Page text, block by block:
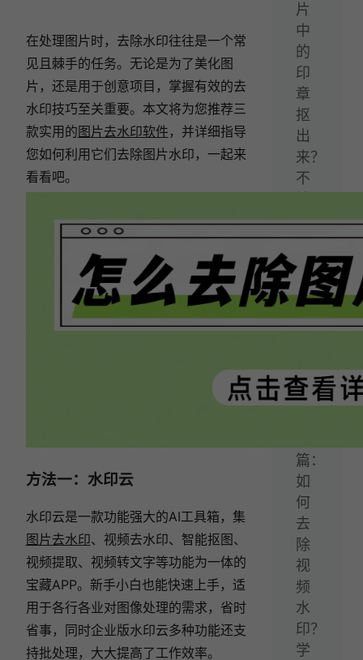
在处理图片时，去除水印往往是一个常
见且棘手的任务。无论是为了美化图
片，还是用于创意项目，掌握有效的去
水印技巧至关重要。本文将为您推荐三
款实用的图片去水印软件 ，并详细指导
您如何利用它们去除图片水印，一起来
看看吧。
方法一：水印云
水印云是一款功能强大的AI工具箱，集
图片去水印、视频去水印、智能抠图、
视频提取、视频转文字等功能为一体的
宝藏APP。新手小白也能快速上手，适
用于各行各业对图像处理的需求，省时
省事，同时企业版水印云多种功能还支
持批处理，大大提高了工作效率。
片
中
的
印
章
抠
出
来？
不
试
试
这
三
款
抠
软
件！
篇：
如
何
去
除
视
频
水
印？
学